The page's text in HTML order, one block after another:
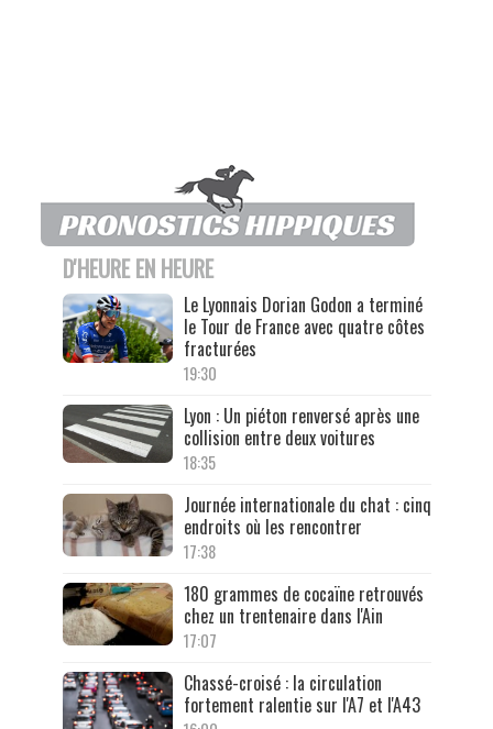
D'HEURE EN HEURE
Le Lyonnais Dorian Godon a terminé
le Tour de France avec quatre côtes
fracturées
19:30
Lyon : Un piéton renversé après une
collision entre deux voitures
18:35
Journée internationale du chat : cinq
endroits où les rencontrer
17:38
180 grammes de cocaïne retrouvés
chez un trentenaire dans l'Ain
17:07
Chassé-croisé : la circulation
fortement ralentie sur l'A7 et l'A43